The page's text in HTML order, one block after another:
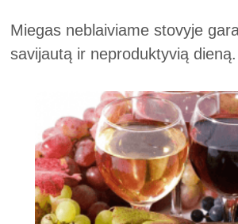
Miegas neblaiviame stovyje
savijautą ir neproduktyvią dieną.